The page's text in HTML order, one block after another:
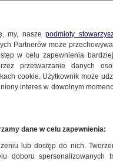
my, naszepodmioty
Partnerów może
w celu zapewnienia
przetwarzanie danych
cookie. Użytkownik może
interes w dowolnym
dane w celu zapewnienia:
lub dostęp do nich.
doboru spersonalizowanych